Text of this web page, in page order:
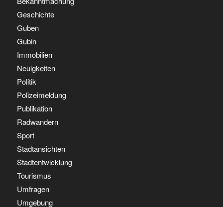
Geschichte
Guben
Gubin
Immobilien
Neuigkeiten
Politik
Polizeimeldung
Publikation
Radwandern
Sport
Stadtansichten
Stadtentwicklung
Tourismus
Umfragen
Umgebung